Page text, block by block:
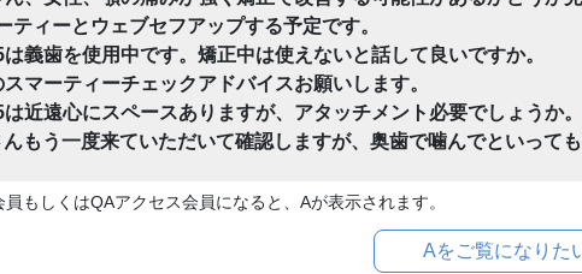
ティーとウェブセフアップする予定です。
義歯を使用中です。矯正中は使えないと話して良いですか。
マーティーチェックアドバイスお願いします。
は近遠心にスペースありますが、アタッチメント必要でしょうか
もう一度来ていただいて確認しますが、奥歯で噛んでといって
員もしくはQAアクセス会員になると、Aが表示されます。
Aをご覧になりた